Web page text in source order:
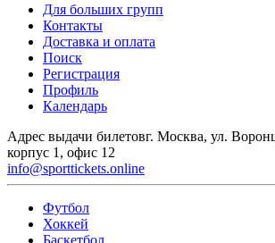
Для больших групп
Контакты
Доставка и оплата
Поиск
Регистрация
Профиль
Календарь
Адрес выдачи билетовг. Москва, ул.
корпус 1, офис 12
info@sporttickets.online
Футбол
Хоккей
Баскетбол